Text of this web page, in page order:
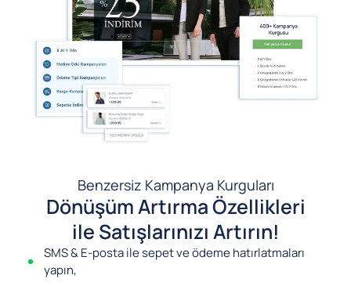
Benzersiz Kampanya Kurguları
Dönüşüm Artırma Özellikleri
ile Satışlarınızı Artırın!
SMS & E-posta ile sepet ve ödeme hatırlatmaları
yapın,